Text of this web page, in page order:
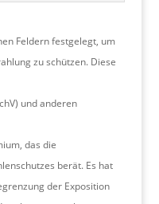
Feldern festgelegt, um
zu schützen. Diese
und anderen
das die
berät. Es hat
der Exposition